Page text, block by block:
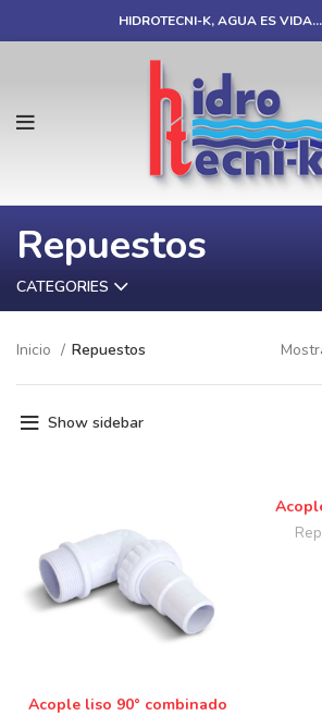
HIDROTECNI-K, AGUA ES VIDA…
Repuestos
CATEGORIES
Inicio Repuestos
Show sidebar
Acople liso 90° combinado